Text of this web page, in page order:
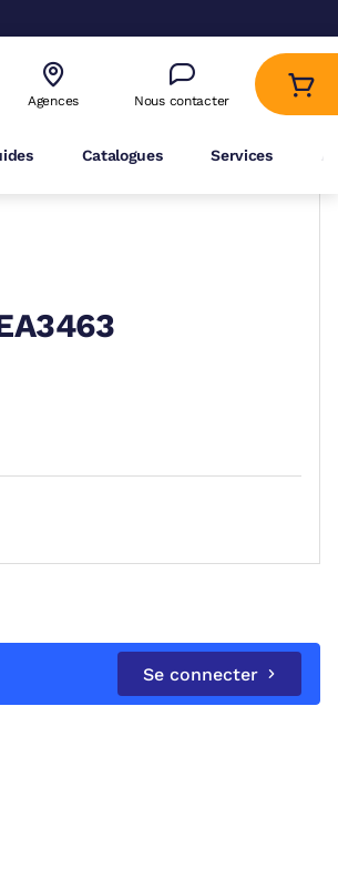
Agences Nous contacter
Catalogues Services
Se connecter